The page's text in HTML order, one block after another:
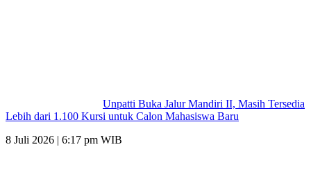
Unpatti Buka Jalur Mandiri II, Masih Tersedia
Lebih dari 1.100 Kursi untuk Calon Mahasiswa Baru
8 Juli 2026 | 6:17 pm WIB